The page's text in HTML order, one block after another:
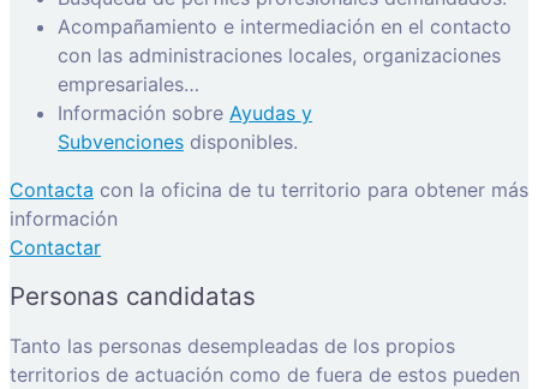
Acompañamiento e intermediación en el contacto
con las administraciones locales, organizaciones
empresariales…
Información sobre Ayudas y
Subvenciones disponibles.
Contacta con la oficina de tu territorio para obtener más
información
Contactar
Personas candidatas
Tanto las personas desempleadas de los propios
territorios de actuación como de fuera de estos pueden